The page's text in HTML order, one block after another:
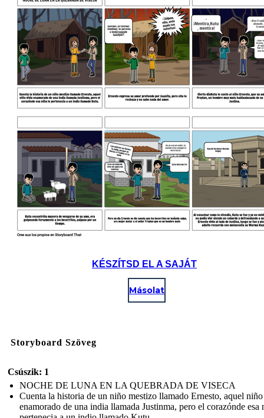
KÉSZÍTSD EL A SAJÁT
Másolat
Storyboard Szöveg
Csúszik: 1
NOCHE DE LUNA EN LA QUEBRADA DE VISECA
Cuenta la historia de un niño mestizo llamado Ernesto, aquel
enamorado de una india llamada Justinma, pero el corazónde esa